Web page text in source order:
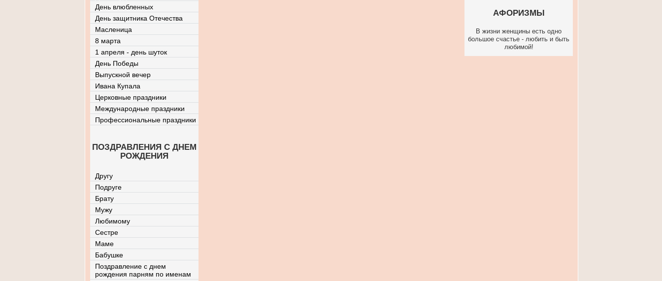
АФОРИЗМЫ
В жизни женщины есть одно
большое счастье - любить и быть
любимой!
День влюбленных
День защитника Отечества
Масленица
8 марта
1 апреля - день шуток
День Победы
Выпускной вечер
Ивана Купала
Церковные праздники
Международные праздники
Профессиональные праздники
ПОЗДРАВЛЕНИЯ С ДНЕМ
РОЖДЕНИЯ
Другу
Подруге
Брату
Мужу
Любимому
Сестре
Маме
Бабушке
Поздравление с днем
рождения парням по именам